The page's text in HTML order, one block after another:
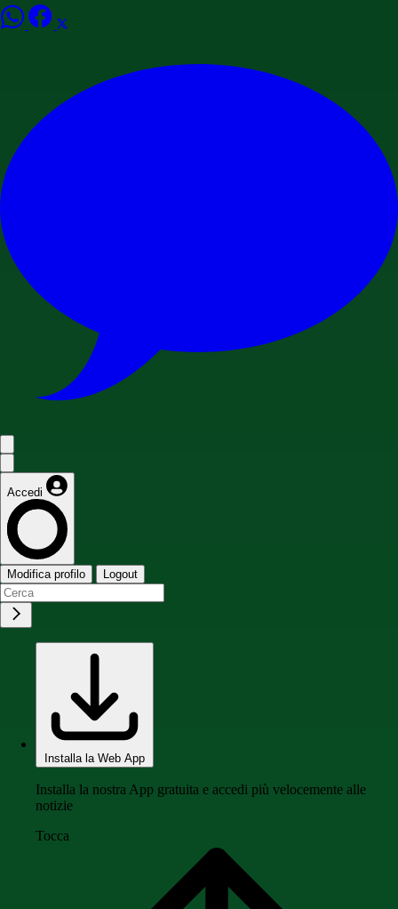
Accedi
Modifica profilo Logout
Installa la Web App
Installa la nostra App gratuita e accedi più velocemente alle
notizie
Tocca